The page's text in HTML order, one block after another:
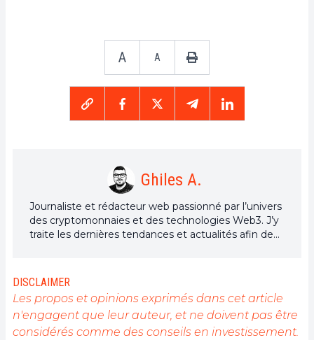
A A
Ghiles A.
Journaliste et rédacteur web passionné par l’univers
des cryptomonnaies et des technologies Web3. J’y
traite les dernières tendances et actualités afin de
DISCLAIMER
Les propos et opinions exprimés dans cet article
n'engagent que leur auteur, et ne doivent pas être
considérés comme des conseils en investissement.